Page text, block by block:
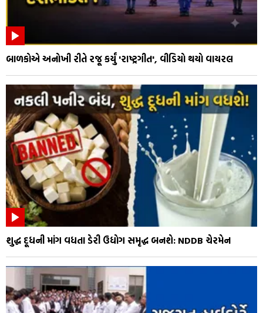
બાળકોએ અનોખી રીતે રજૂ કર્યું 'રાષ્ટ્રગીત', વીડિયો થયો વાયરલ
શુદ્ધ દૂધની માંગ વધતા ડેરી ઉદ્યોગ સમૃદ્ધ બનશે: NDDB ચેરમેન